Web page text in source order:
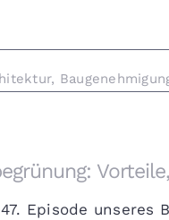
,
Episode unseres